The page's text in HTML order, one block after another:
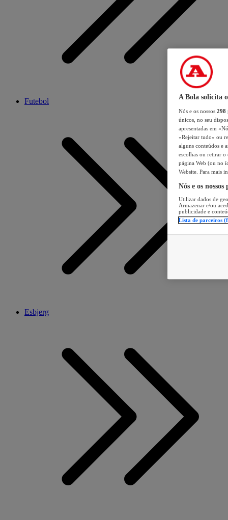
Futebol
Esbjerg
A Bola solicita
Nós e os nossos 298
únicos, no seu
apresentadas em
«Rejeitar tudo» ou
alguns conteúdos e
escolhas ou retirar
página Web (ou no
Website. Para mais
Nós e os
Utilizar dados de
Armazenar e/ou
publicidade e
Lista de parceiros